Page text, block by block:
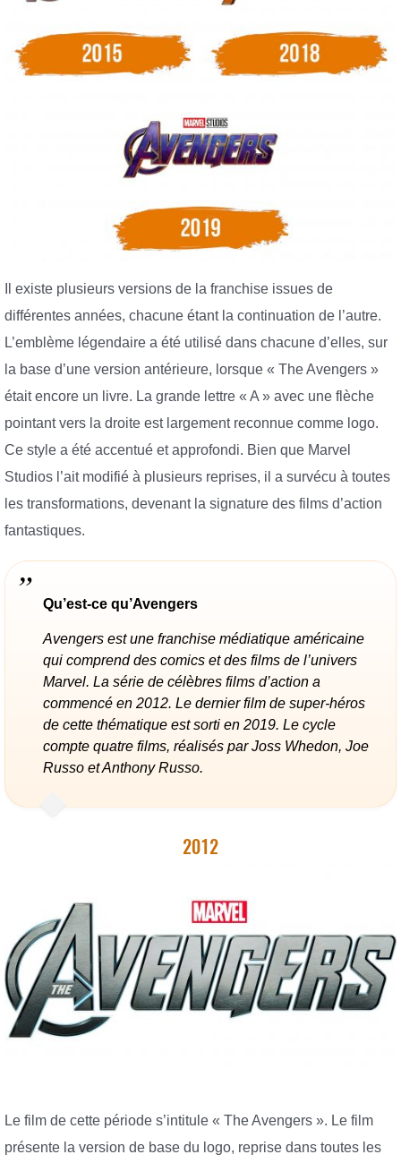
Il existe plusieurs versions de la franchise issues de
différentes années, chacune étant la continuation de l’autre.
L’emblème légendaire a été utilisé dans chacune d’elles, sur
la base d’une version antérieure, lorsque « The Avengers »
était encore un livre. La grande lettre « A » avec une flèche
pointant vers la droite est largement reconnue comme logo.
Ce style a été accentué et approfondi. Bien que Marvel
Studios l’ait modifié à plusieurs reprises, il a survécu à toutes
les transformations, devenant la signature des films d’action
fantastiques.
Qu’est-ce qu’Avengers
Avengers est une franchise médiatique américaine
qui comprend des comics et des films de l’univers
Marvel. La série de célèbres films d’action a
commencé en 2012. Le dernier film de super-héros
de cette thématique est sorti en 2019. Le cycle
compte quatre films, réalisés par Joss Whedon, Joe
Russo et Anthony Russo.
2012
Le film de cette période s’intitule « The Avengers ». Le film
présente la version de base du logo, reprise dans toutes les